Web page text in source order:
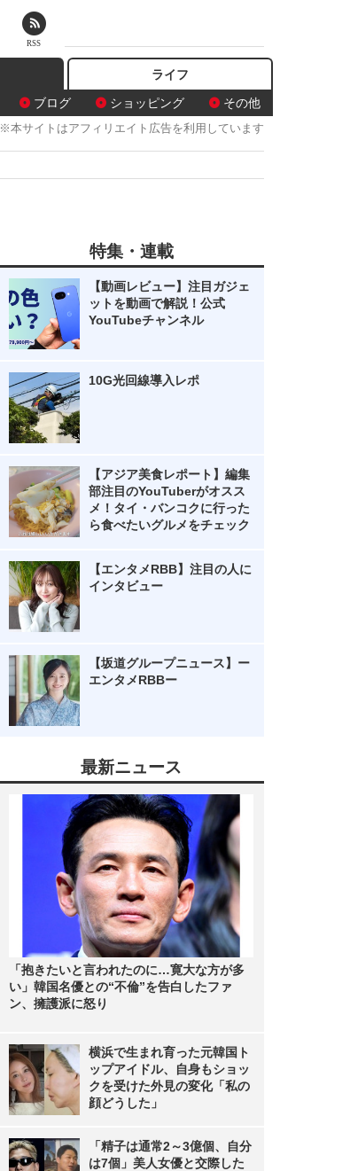
ブログ ショッピング その他
ライフ
※本サイトはアフィリエイト広告を利用しています
特集・連載
【動画レビュー】注目ガジェ
ットを動画で解説！公式
YouTubeチャンネル
10G光回線導入レポ
【アジア美食レポート】編集
部注目のYouTuberがオスス
メ！タイ・バンコクに行った
ら食べたいグルメをチェック
【エンタメRBB】注目の人に
インタビュー
【坂道グループニュース】ー
エンタメRBBー
最新ニュース
「抱きたいと言われたのに…寛大な方が多
い」韓国名優との“不倫”を告白したファ
ン、擁護派に怒り
横浜で生まれ育った元韓国ト
ップアイドル、自身もショッ
クを受けた外見の変化「私の
顔どうした」
「精子は通常2～3億個、自分
は7個」美人女優と交際した
RSS